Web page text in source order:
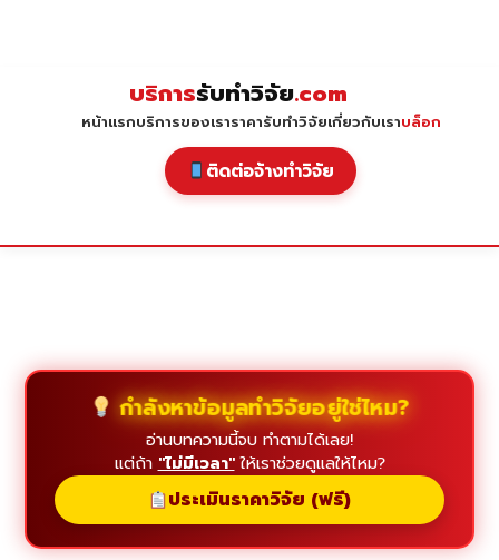
บริการรับทำวิจัย.com
หน้าแรกบริการของเราราคารับทำวิจัยเกี่ยวกับเราบล็อก
ติดต่อจ้างทำวิจัย
กำลังหาข้อมูลทำวิจัยอยู่ใช่ไหม?
อ่านบทความนี้จบ ทำตามได้เลย!
แต่ถ้า "ไม่มีเวลา"ให้เราช่วยดูแลให้ไหม?
ประเมินราคาวิจัย (ฟรี)